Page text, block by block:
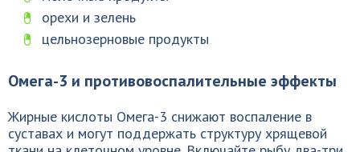
орехи и зелень
цельнозерновые продукты
Омега-3 и противовоспалительные эффекты
Жирные кислоты Омега-3 снижают воспаление в
суставах и могут поддержать структуру хрящевой